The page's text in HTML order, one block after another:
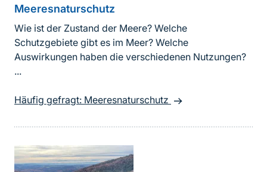
Meeresnaturschutz
Wie ist der Zustand der Meere? Welche
Schutzgebiete gibt es im Meer? Welche
Auswirkungen haben die verschiedenen Nutzungen?
...
Häufig gefragt: Meeresnaturschutz